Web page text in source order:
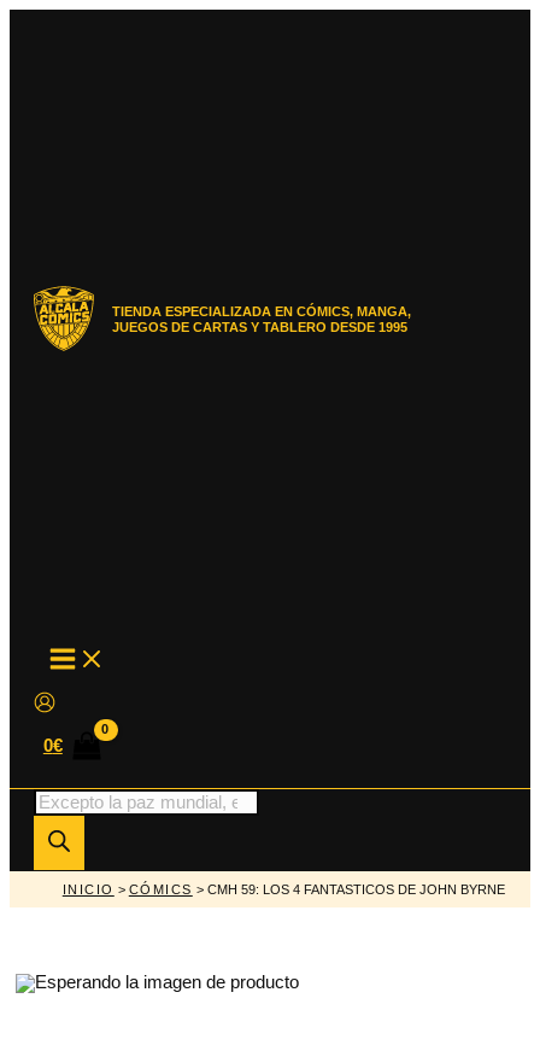
TIENDA ESPECIALIZADA EN CÓMICS, MANGA,
JUEGOS DE CARTAS Y TABLERO DESDE 1995
MAIN
MENU
0€
Búsqueda
de
productos
INICIO > CÓMICS > CMH 59: LOS 4 FANTASTICOS DE JOHN BYRNE